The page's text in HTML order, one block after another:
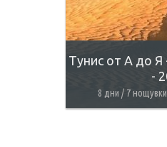
Тунис от А до
-
8 дни / 7